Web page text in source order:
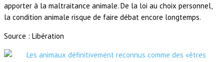
apporter à la maltraitance animale. De la loi au choix personnel,
la condition animale risque de faire débat encore longtemps.
Source : Libération